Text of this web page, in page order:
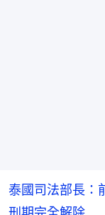
泰國司法部長：